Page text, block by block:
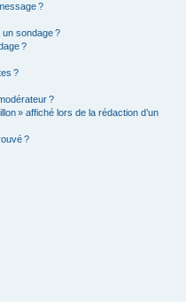
?
un sondage ?
?
?
?
» affiché lors de la rédaction d’un
?